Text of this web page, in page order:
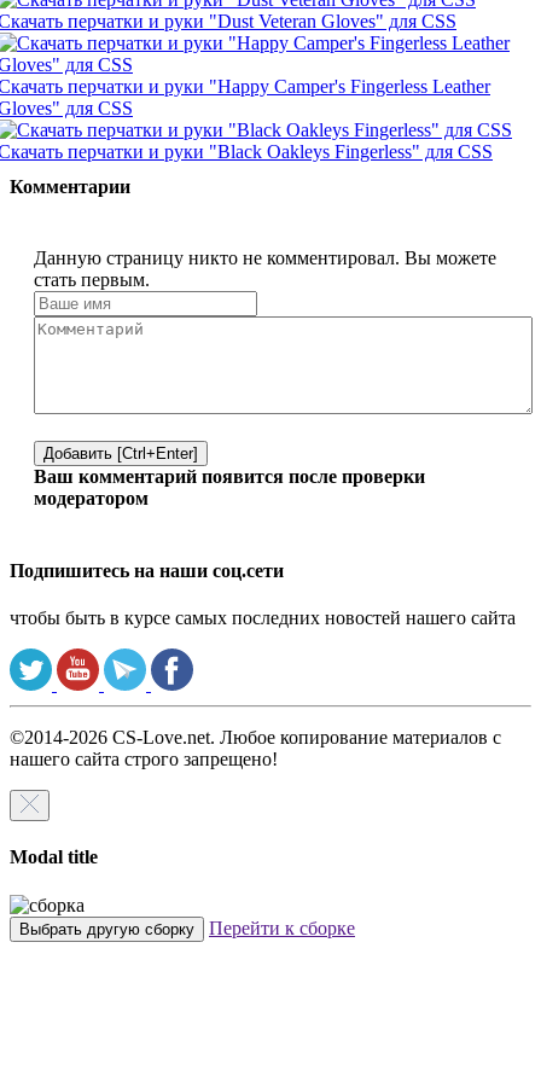
перчатки и руки "Dust Veteran Gloves" для CSS
перчатки и руки "Happy Camper's Fingerless Leather
для CSS
перчатки и руки "Black Oakleys Fingerless" для CSS
Комментарии
Данную страницу никто не комментировал. Вы можете
стать первым.
Добавить [Ctrl+Enter]
Ваш комментарий появится после проверки
модератором
Подпишитесь на наши соц.сети
чтобы быть в курсе самых последних новостей нашего сайта
©2014-2026 CS-Love.net. Любое копирование материалов с
нашего сайта строго запрещено!
Modal title
Выбрать другую сборку Перейти к сборке